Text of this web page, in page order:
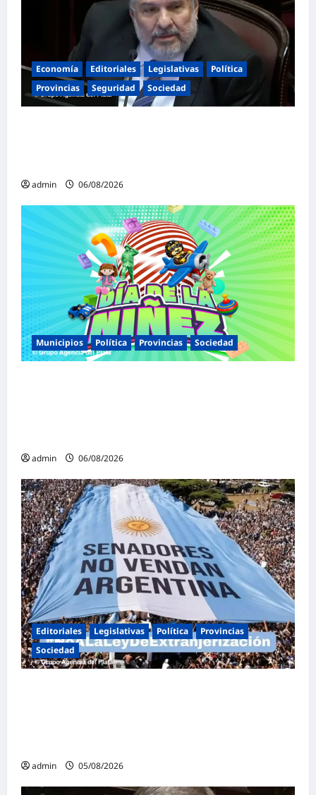
Economía Editoriales Legislativas
Política
Provincias
Seguridad Sociedad
admin 06/08/2026
Municipios Política Provincias Sociedad
admin 06/08/2026
Editoriales Legislativas Política
Provincias
Sociedad
admin 05/08/2026